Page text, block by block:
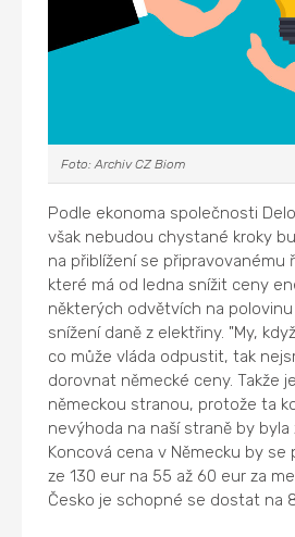
Foto: Archiv CZ Biom
Podle ekonoma společnosti
však nebudou chystané kroky
na přiblížení se připravovanému
které má od ledna snížit ceny
některých odvětvích na
snížení daně z elektřiny. "My,
co může vláda odpustit, tak
dorovnat německé ceny. Takže
německou stranou, protože ta
nevýhoda na naší straně by byla
Koncová cena v Německu by se
ze 130 eur na 55 až 60 eur za
Česko je schopné se dostat na